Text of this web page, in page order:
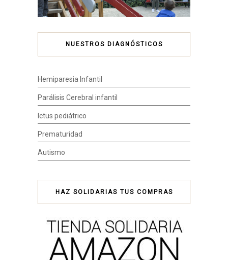
NUESTROS DIAGNÓSTICOS
Hemiparesia Infantil
Parálisis Cerebral infantil
Ictus pediátrico
Prematuridad
Autismo
HAZ SOLIDARIAS TUS COMPRAS